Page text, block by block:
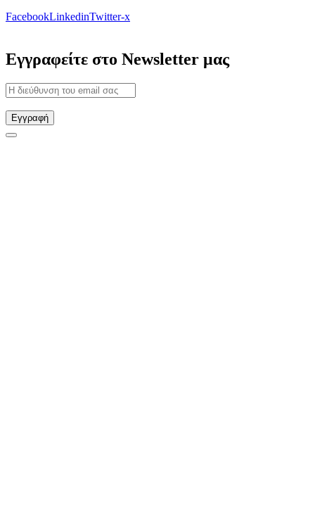
FacebookLinkedinTwitter-x
Εγγραφείτε στο Newsletter μας
Εγγραφή